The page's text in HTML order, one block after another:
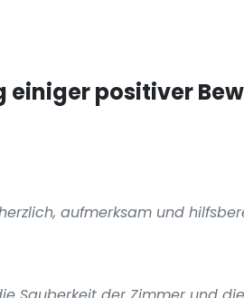
einiger positiver
aufmerksam und